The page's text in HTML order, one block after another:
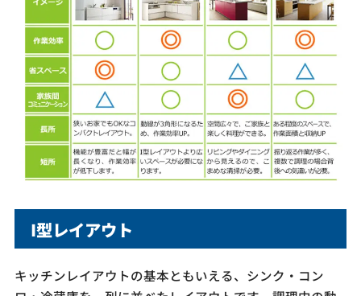
I型レイアウト
キッチンレイアウトの基本ともいえる、シンク・コン